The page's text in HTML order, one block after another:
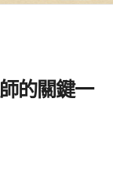
的關鍵一